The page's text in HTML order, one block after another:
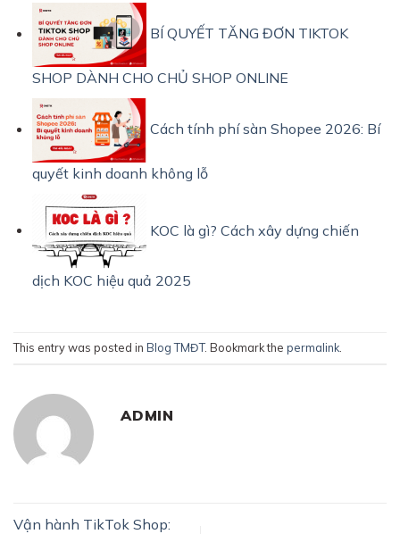
BÍ QUYẾT TĂNG ĐƠN TIKTOK
SHOP DÀNH CHO CHỦ SHOP ONLINE
Cách tính phí sàn Shopee 2026: Bí
quyết kinh doanh không lỗ
KOC là gì? Cách xây dựng chiến
dịch KOC hiệu quả 2025
This entry was posted in Blog TMĐT. Bookmark the permalink
ADMIN
Vận hành TikTok Shop: